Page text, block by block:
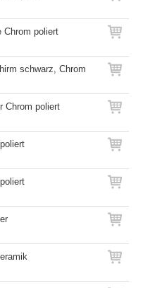
Chrom poliert
schwarz, Chrom
Chrom poliert